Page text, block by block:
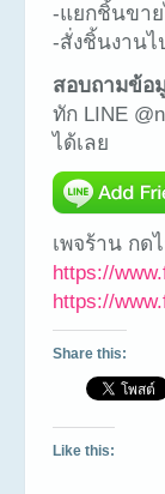
-แยกชิ้นขา
-สั่งชิ้นงานไ
สอบถามข้อ
ทัก LINE
ได้เลย
เพจร้าน กด
https://
https://
Share this:
Like this: